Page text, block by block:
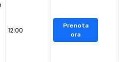
12:00
Prenota
ora